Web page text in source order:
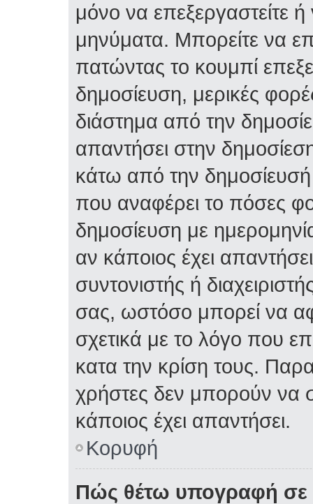
μόνο να επεξεργαστείτε
μηνύματα. Μπορείτε να
πατώντας το κουμπί
δημοσίευση, μερικές
διάστημα από την
απαντήσει στην
κάτω από την
που αναφέρει το πόσες
δημοσίευση με
αν κάποιος έχει
συντονιστής ή
σας, ωστόσο μπορεί να
σχετικά με το λόγο που
κατα την κρίση τους.
χρήστες δεν μπορούν να
κάποιος έχει απαντήσει.
Κορυφή
Πώς θέτω υπογραφή σε